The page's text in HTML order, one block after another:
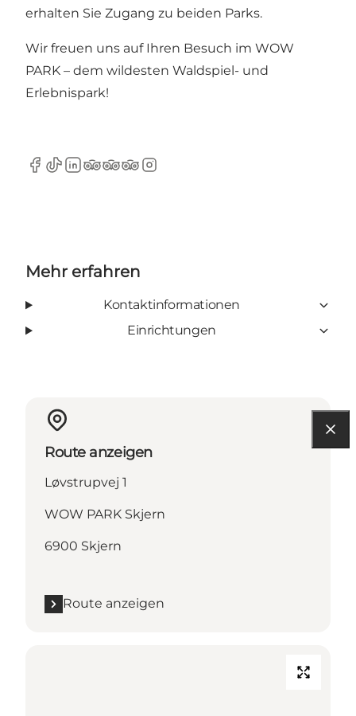
erhalten Sie Zugang zu beiden Parks.
Wir freuen uns auf Ihren Besuch im WOW
PARK – dem wildesten Waldspiel- und
Erlebnispark!
Facebook
TikTokLinkedIn
TripAdvisor
TripAdvisor
TripAdvisor
Instagram
Mehr erfahren
Kontaktinformationen
Einrichtungen
Route anzeigen
Løvstrupvej 1
WOW PARK Skjern
6900 Skjern
Route anzeigen